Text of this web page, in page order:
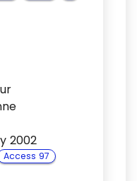
2002
Access 97